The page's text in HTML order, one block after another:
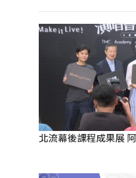
北流幕後課程成果展